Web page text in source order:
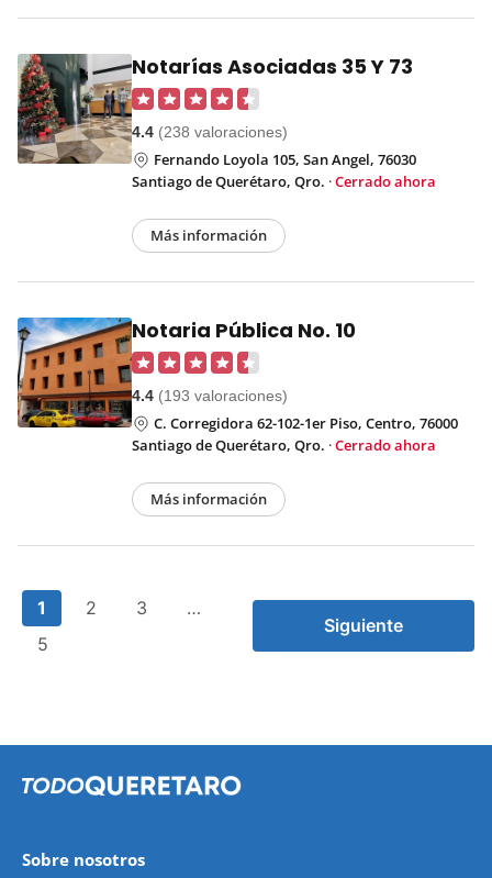
Notarías Asociadas 35 Y 73
4.4 (238 valoraciones)
Fernando Loyola 105, San Angel, 76030
Santiago de Querétaro, Qro. ·Cerrado ahora
Más información
Notaria Pública No. 10
4.4 (193 valoraciones)
C. Corregidora 62-102-1er Piso, Centro, 76000
Santiago de Querétaro, Qro. ·Cerrado ahora
Más información
1 2 3
…
5
Siguiente
Sobre nosotros